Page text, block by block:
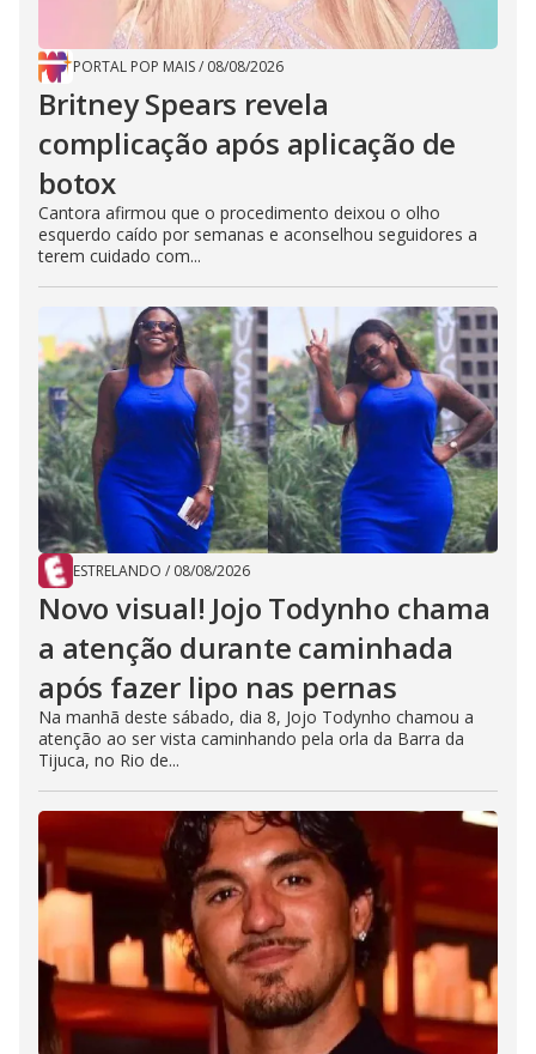
PORTAL POP MAIS/ 08/08/2026
Britney Spears revela
complicação após aplicação de
botox
Cantora afirmou que o procedimento deixou o olho
esquerdo caído por semanas e aconselhou seguidores a
terem cuidado com...
ESTRELANDO / 08/08/2026
Novo visual! Jojo Todynho chama
a atenção durante caminhada
após fazer lipo nas pernas
Na manhã deste sábado, dia 8, Jojo Todynho chamou a
atenção ao ser vista caminhando pela orla da Barra da
Tijuca, no Rio de...